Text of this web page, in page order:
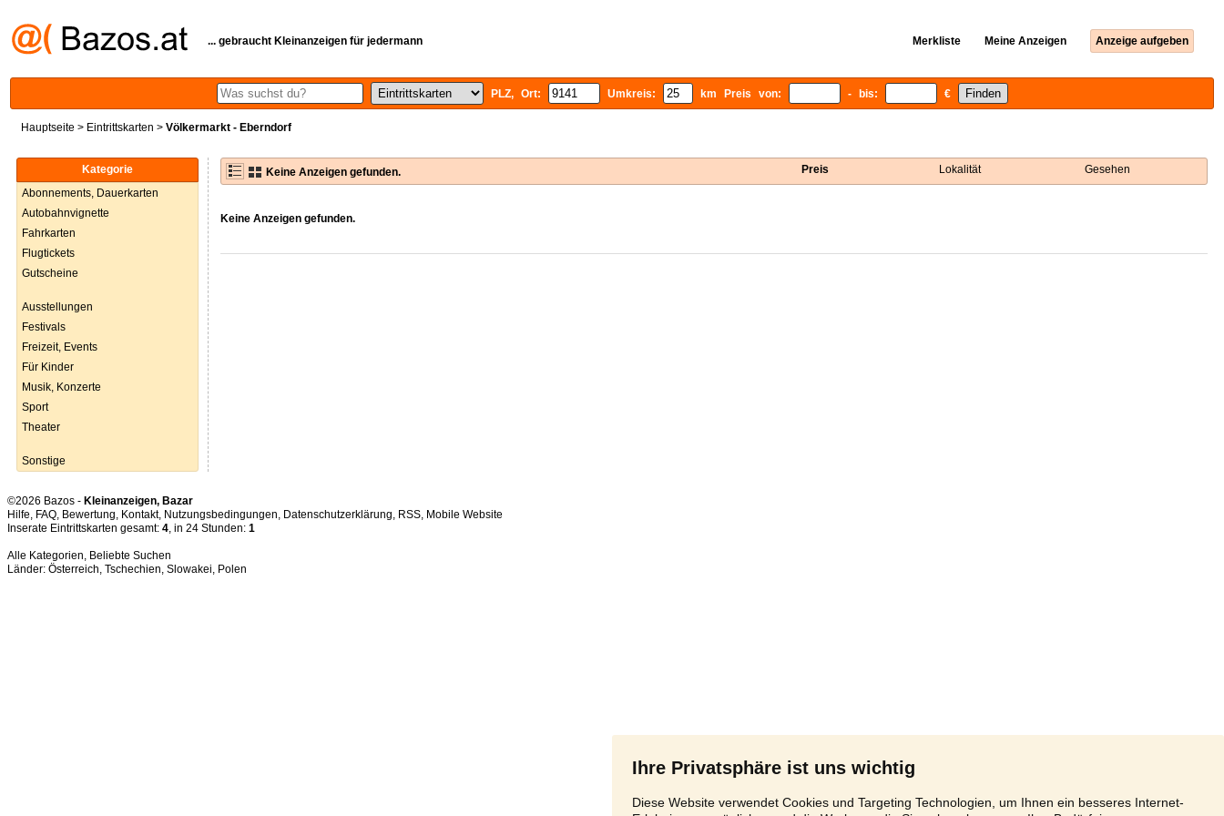
Ihre Privatsphäre ist uns wichtig
Diese Website verwendet Cookies und Targeting Technologien, um Ihnen ein besseres Internet-
... gebraucht Kleinanzeigen für jedermann Merkliste Meine Anzeigen Anzeige aufgeben
PLZ, Ort: Umkreis: km Preis von: - bis: €
Hauptseite > Eintrittskarten > Völkermarkt - Eberndorf
Kategorie
Abonnements, Dauerkarten
Autobahnvignette
Fahrkarten
Flugtickets
Gutscheine
Ausstellungen
Festivals
Freizeit, Events
Für Kinder
Musik, Konzerte
Sport
Theater
Sonstige
Keine Anzeigen gefunden. Preis Lokalität Gesehen
Keine Anzeigen gefunden.
©2026 Bazos - Kleinanzeigen, Bazar
Hilfe, FAQ, Bewertung, Kontakt, Nutzungsbedingungen, Datenschutzerklärung, RSS,
Inserate Eintrittskarten gesamt: 4, in 24 Stunden: 1
Alle Kategorien, Beliebte Suchen
Länder: Österreich, Tschechien, Slowakei, Polen